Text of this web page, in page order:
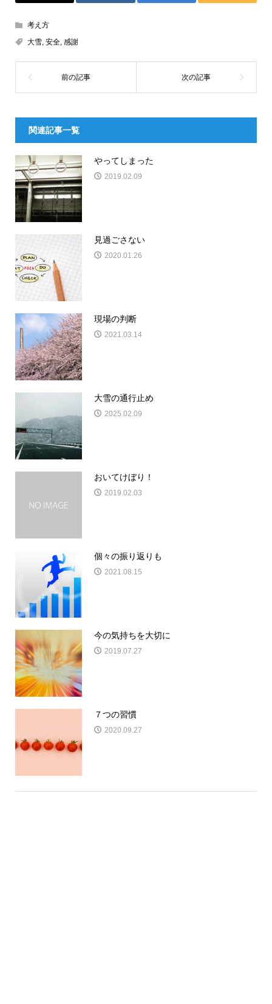
考え方
大雪, 安全, 感謝
関連記事一覧
やってしまった
2019.02.09
見過ごさない
2020.01.26
現場の判断
2021.03.14
大雪の通行止め
2025.02.09
おいてけぼり！
2019.02.03
個々の振り返りも
2021.08.15
今の気持ちを大切に
2019.07.27
７つの習慣
2020.09.27